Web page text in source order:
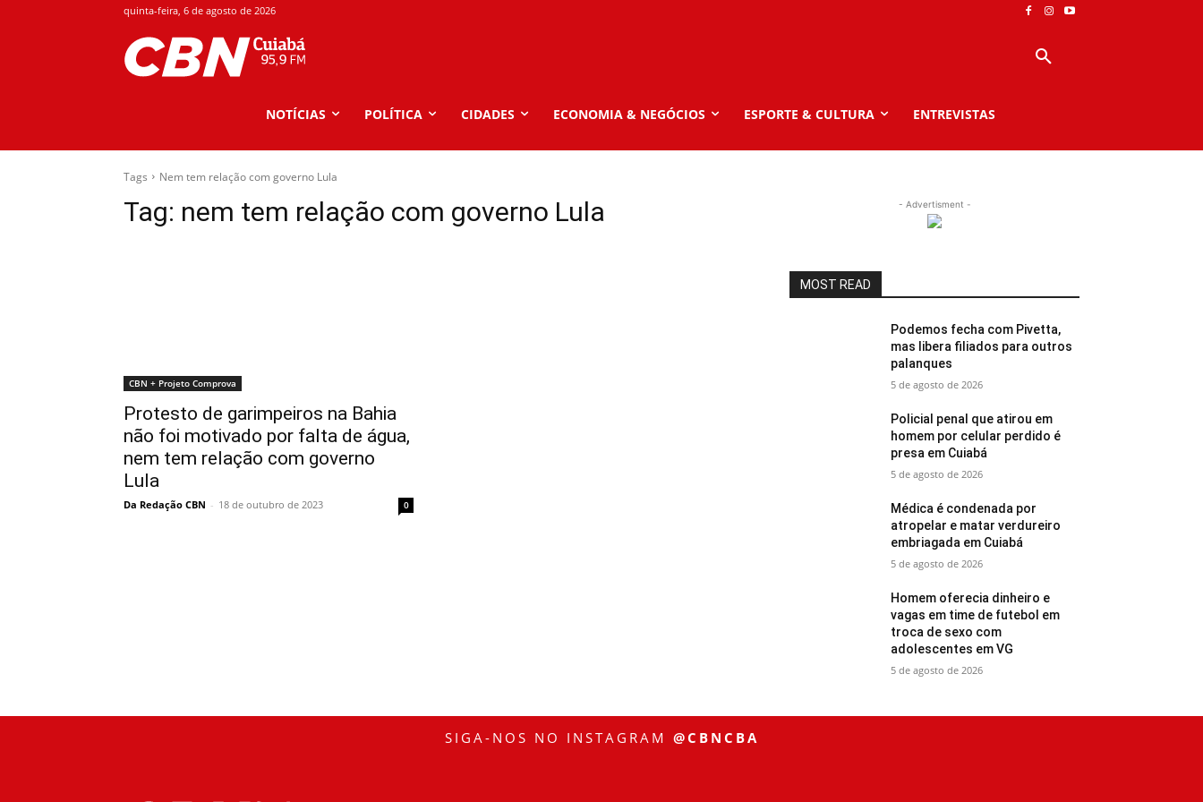
quinta-feira, 6 de agosto de 2026
NOTÍCIAS POLÍTICA CIDADES ECONOMIA & NEGÓCIOS ESPORTE & CULTURA ENTREVISTAS
Tags Nem tem relação com governo Lula
Tag: nem tem relação com governo Lula
CBN + Projeto Comprova
Protesto de garimpeiros na Bahia
não foi motivado por falta de água,
nem tem relação com governo
Lula
Da Redação CBN - 18 de outubro de 2023 0
- Advertisment -
MOST READ
Podemos fecha com Pivetta,
mas libera filiados para outros
palanques
5 de agosto de 2026
Policial penal que atirou em
homem por celular perdido é
presa em Cuiabá
5 de agosto de 2026
Médica é condenada por
atropelar e matar verdureiro
embriagada em Cuiabá
5 de agosto de 2026
Homem oferecia dinheiro e
vagas em time de futebol em
troca de sexo com
adolescentes em VG
5 de agosto de 2026
SIGA-NOS NO INSTAGRAM @CBNCBA